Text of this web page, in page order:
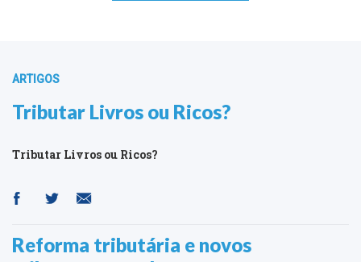
ARTIGOS
Tributar Livros ou Ricos?
Tributar Livros ou Ricos?
Reforma tributária e novos